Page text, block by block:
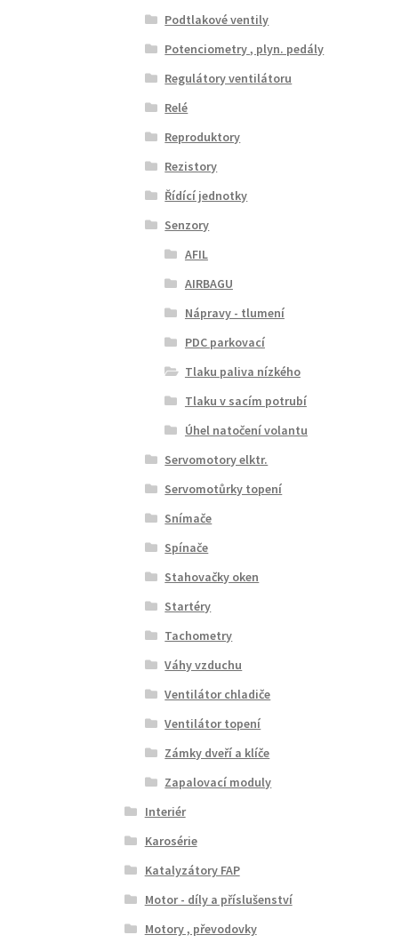
Podtlakové ventily
Potenciometry , plyn. pedály
Regulátory ventilátoru
Relé
Reproduktory
Rezistory
Řídící jednotky
Senzory
AFIL
AIRBAGU
Nápravy - tlumení
PDC parkovací
Tlaku paliva nízkého
Tlaku v sacím potrubí
Úhel natočení volantu
Servomotory elktr.
Servomotůrky topení
Snímače
Spínače
Stahovačky oken
Startéry
Tachometry
Váhy vzduchu
Ventilátor chladiče
Ventilátor topení
Zámky dveří a klíče
Zapalovací moduly
Interiér
Karosérie
Katalyzátory FAP
Motor - díly a příslušenství
Motory , převodovky